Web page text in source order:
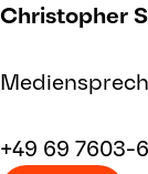
Christopher
+49 69 7603-